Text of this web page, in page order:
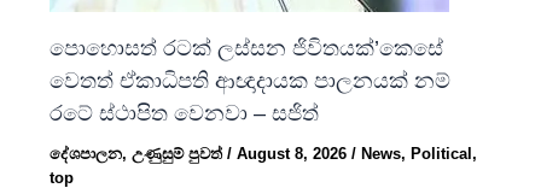
පොහොසත් රටක් ලස්සන ජිවිතයක්’කෙසේ
වෙතත් ඒකාධිපති ආඥාදායක පාලනයක් නම්
රටේ ස්ථාපිත වෙනවා – සජිත්
දේශපාලන,උණුසුම් පුවත්/August 8, 2026/ News, Political,
top